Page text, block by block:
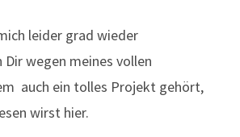
leider grad wieder
Dir wegen meines vollen
auch ein tolles Projekt gehört,
wirst hier.